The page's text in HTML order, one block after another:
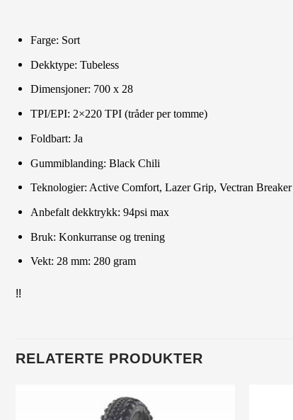
Farge: Sort
Dekktype: Tubeless
Dimensjoner: 700 x 28
TPI/EPI: 2×220 TPI (tråder per tomme)
Foldbart: Ja
Gummiblanding: Black Chili
Teknologier: Active Comfort, Lazer Grip, Vectran Breaker
Anbefalt dekktrykk: 94psi max
Bruk: Konkurranse og trening
Vekt: 28 mm: 280 gram
!!
RELATERTE PRODUKTER